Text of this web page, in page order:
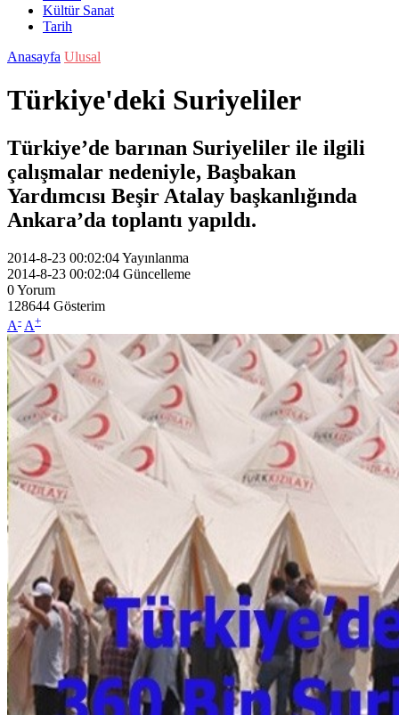
Kültür Sanat
Tarih
Anasayfa Ulusal
Türkiye'deki Suriyeliler
Türkiye’de barınan Suriyeliler ile ilgili
çalışmalar nedeniyle, Başbakan
Yardımcısı Beşir Atalay başkanlığında
Ankara’da toplantı yapıldı.
2014-8-23 00:02:04Yayınlanma
2014-8-23 00:02:04 Güncelleme
0Yorum
128644 Gösterim
A- A+